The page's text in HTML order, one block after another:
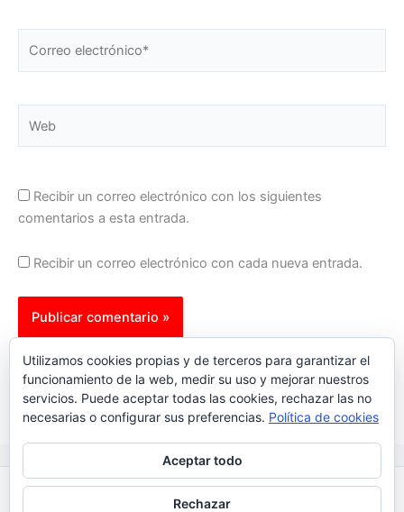
electrónico*
Recibir un correo electrónico con los siguientes
comentarios a esta entrada.
Recibir un correo electrónico con cada nueva entrada.
comment data is processed.
Política Cookies| Política Privacidad
Utilizamos cookies propias y de terceros para garantizar el
funcionamiento de la web, medir su uso y mejorar nuestros
servicios. Puede aceptar todas las cookies, rechazar las no
necesarias o configurar sus preferencias. Política de cookies
Aceptar todo
Rechazar